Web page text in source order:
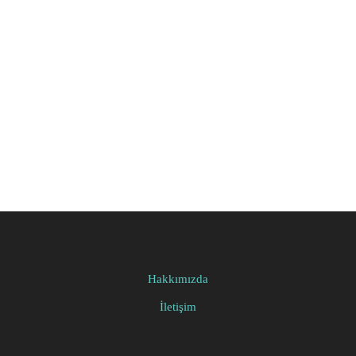
Hakkımızda
İletişim